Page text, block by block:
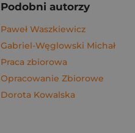
Podobni autorzy
Paweł Waszkiewicz
Gabriel-Węglowski Michał
Praca zbiorowa
Opracowanie Zbiorowe
Dorota Kowalska